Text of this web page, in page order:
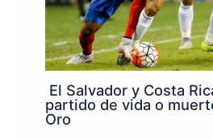
El Salvador y Costa
partido de vida o
Oro